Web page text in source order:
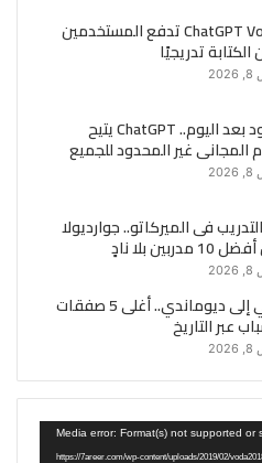
ميزة ChatGPT Voice تدفع المستخدمين
الكتابة تدريجيًا
بدون قيود بعد اليوم.. ChatGPT يتيح
المجانى غير المحدود للجميع
فى الميركاتو.. جوارديولا
بلا نادٍ
من مبابي إلى ديوماندي.. أغلى 5 صفقات
عبر التاريخ
Media error: Format(s) not supported or